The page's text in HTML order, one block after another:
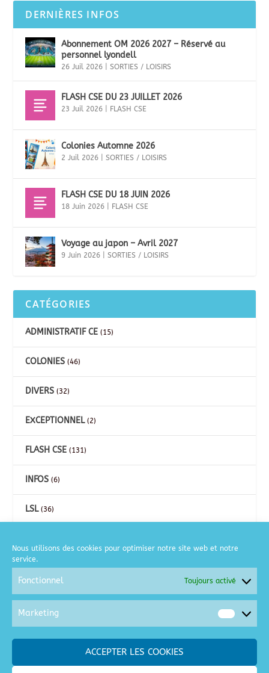
Nous utilisons des cookies pour optimiser notre site web et notre
service.
Fonctionnel Toujours activé
Marketing
ACCEPTER LES COOKIES
DERNIÈRES INFOS
Abonnement OM 2026 2027 – Réservé au
personnel lyondell
26 Juil 2026 |SORTIES / LOISIRS
FLASH CSE DU 23 JUILLET 2026
23 Juil 2026 FLASH CSE
Colonies Automne 2026
2 Juil 2026 |SORTIES / LOISIRS
FLASH CSE DU 18 JUIN 2026
18 Juin 2026 FLASH CSE
Voyage au japon – Avril 2027
9 Juin 2026 |SORTIES / LOISIRS
CATÉGORIES
ADMINISTRATIF CE (15)
COLONIES (46)
DIVERS (32)
EXCEPTIONNEL(2)
FLASH CSE (131)
INFOS (6)
LSL(36)
COURSE A PIED(2)
GOLF
MOTO(2)
SORTIES / LOISIRS(128)